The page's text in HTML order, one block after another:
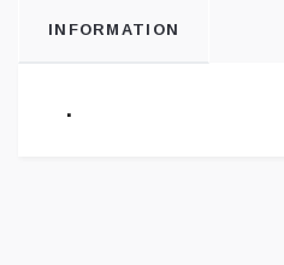
INFORMATION
.